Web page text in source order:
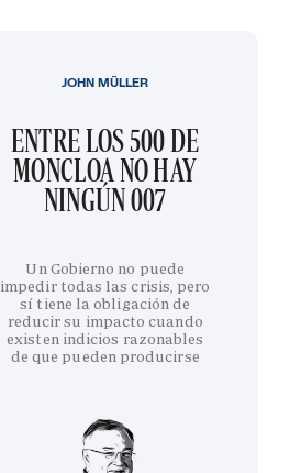
ENTRE LOS 500 DE
MONCLOA NO HAY
NINGÚN 007
Un Gobierno no puede
impedir todas las crisis, pero
sí tiene la obligación de
reducir su impacto cuando
existen indicios razonables
de que pueden producirse
JOHN MÜLLER